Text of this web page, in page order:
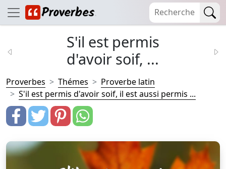
S'il est permis
d'avoir soif, ...
Proverbes Thémes
Proverbe latin
S'il est permis d'avoir soif, il est aussi permis ...